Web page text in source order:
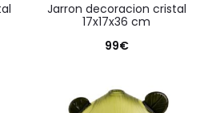
jarron decoracion cristal
17x17x36 cm
99€